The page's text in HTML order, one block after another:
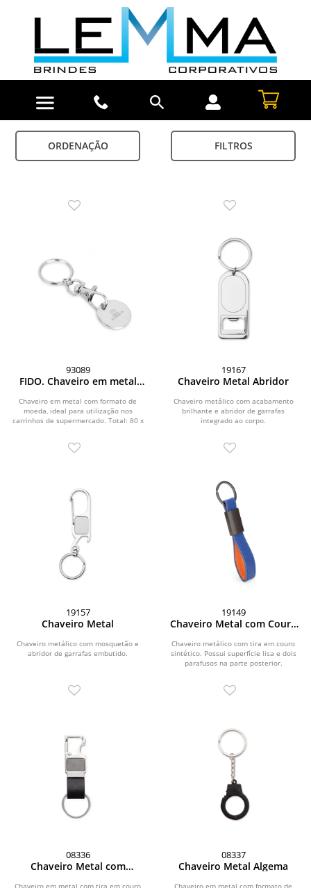
ORDENAÇÃO FILTROS
93089
FIDO. Chaveiro em metal
Chaveiro em metal com formato de
moeda, ideal para utilização nos
carrinhos de supermercado. Total: 80 x
19167
Chaveiro Metal Abridor
Chaveiro metálico com acabamento
brilhante e abridor de garrafas
integrado ao corpo.
19157
Chaveiro Metal
Chaveiro metálico com mosquetão e
abridor de garrafas embutido.
19149
Chaveiro Metal com Couro
Chaveiro metálico com tira em couro
sintético. Possui superfície lisa e dois
parafusos na parte posterior.
08336
Chaveiro Metal com
Chaveiro em metal com tira em couro
08337
Chaveiro Metal Algema
Chaveiro em metal com formato de